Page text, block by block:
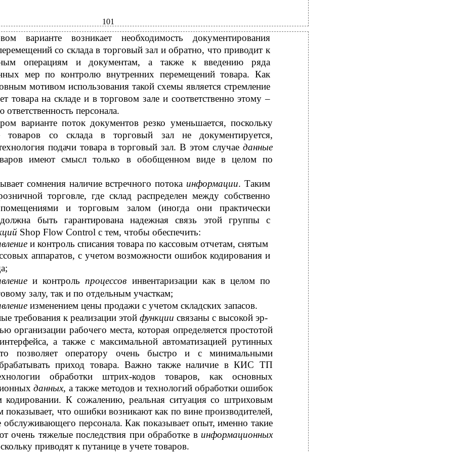
101
варианте возникает необходимость документирования
со склада в торговый зал и обратно, что приводит к
операциям и документам, а также к введению ряда
мер по контролю внутренних перемещений товара. Как
мотивом использования такой схемы является стремление
товара на складе и в торговом зале и соответственно этому –
ответственность персонала.
варианте поток документов резко уменьшается, поскольку
товаров со склада в торговый зал не документируется,
подачи товара в торговый зал. В этом случае данные
имеют смысл только в обобщенном виде в целом по
сомнения наличие встречного потока информации. Таким
торговле, где склад распределен между собственно
помещениями и торговым залом (иногда они практически
быть гарантирована надежная связь этой группы с
Shop Flow Control с тем, чтобы обеспечить:
и контроль списания товара по кассовым отчетам, снятым
аппаратов, с учетом возможности ошибок кодирования и
и контроль процессов инвентаризации как в целом по
залу, так и по отдельным участкам;
изменением цены продажи с учетом складских запасов.
требования к реализации этой функции связаны с высокой эр-
организации рабочего места, которая определяется простотой
а также с максимальной автоматизацией рутинных
позволяет оператору очень быстро и с минимальными
приход товара. Важно также наличие в КИС ТП
обработки штрих-кодов товаров, как основных
данных, а также методов и технологий обработки ошибок
К сожалению, реальная ситуация со штриховым
показывает, что ошибки возникают как по вине производителей,
обслуживающего персонала. Как показывает опыт, именно такие
очень тяжелые последствия при обработке в информационных
приводят к путанице в учете товаров.